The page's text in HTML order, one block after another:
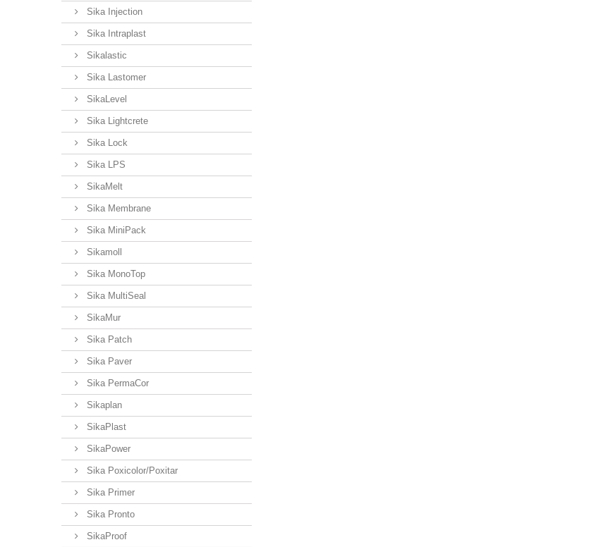
Sika Injection
Sika Intraplast
Sikalastic
Sika Lastomer
SikaLevel
Sika Lightcrete
Sika Lock
Sika LPS
SikaMelt
Sika Membrane
Sika MiniPack
Sikamoll
Sika MonoTop
Sika MultiSeal
SikaMur
Sika Patch
Sika Paver
Sika PermaCor
Sikaplan
SikaPlast
SikaPower
Sika Poxicolor/Poxitar
Sika Primer
Sika Pronto
SikaProof